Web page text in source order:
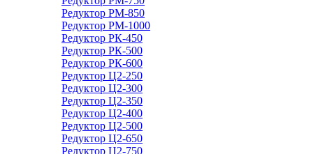
Редуктор РМ-850
Редуктор РМ-1000
Редуктор РК-450
Редуктор РК-500
Редуктор РК-600
Редуктор Ц2-250
Редуктор Ц2-300
Редуктор Ц2-350
Редуктор Ц2-400
Редуктор Ц2-500
Редуктор Ц2-650
Редуктор Ц2-750